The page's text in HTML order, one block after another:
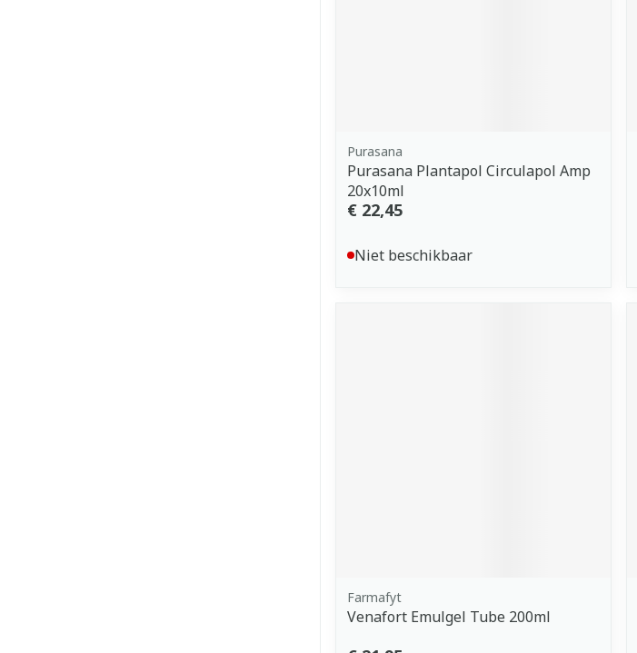
Purasana
Purasana Plantapol Circulapol Amp
20x10ml
€ 22,45
Niet beschikbaar
Farmafyt
Venafort Emulgel Tube 200ml